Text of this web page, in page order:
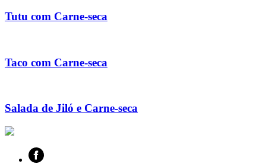
Tutu com Carne-seca
Taco com Carne-seca
Salada de Jiló e Carne-seca